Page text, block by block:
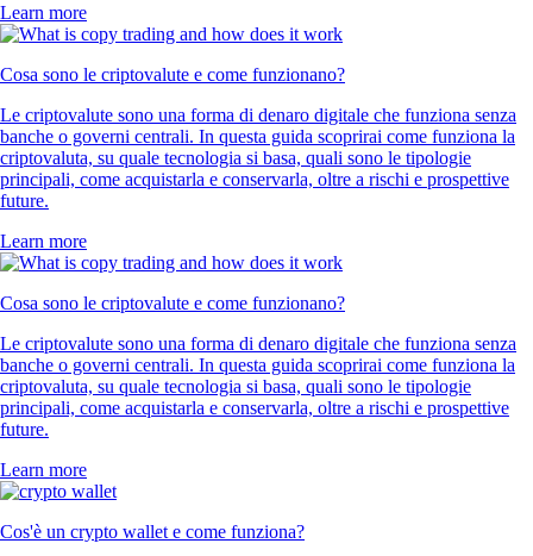
Learn more
Cosa sono le criptovalute e come funzionano?
Le criptovalute sono una forma di denaro digitale che funziona senza
banche o governi centrali. In questa guida scoprirai come funziona la
criptovaluta, su quale tecnologia si basa, quali sono le tipologie
principali, come acquistarla e conservarla, oltre a rischi e prospettive
future.
Learn more
Cosa sono le criptovalute e come funzionano?
Le criptovalute sono una forma di denaro digitale che funziona senza
banche o governi centrali. In questa guida scoprirai come funziona la
criptovaluta, su quale tecnologia si basa, quali sono le tipologie
principali, come acquistarla e conservarla, oltre a rischi e prospettive
future.
Learn more
Cos'è un crypto wallet e come funziona?